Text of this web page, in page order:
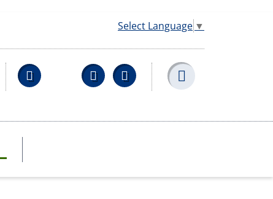
Select Language ▼
Facebook YouTubeWikipedia